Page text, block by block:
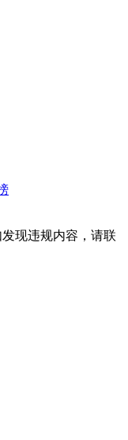
现违规内容，请联